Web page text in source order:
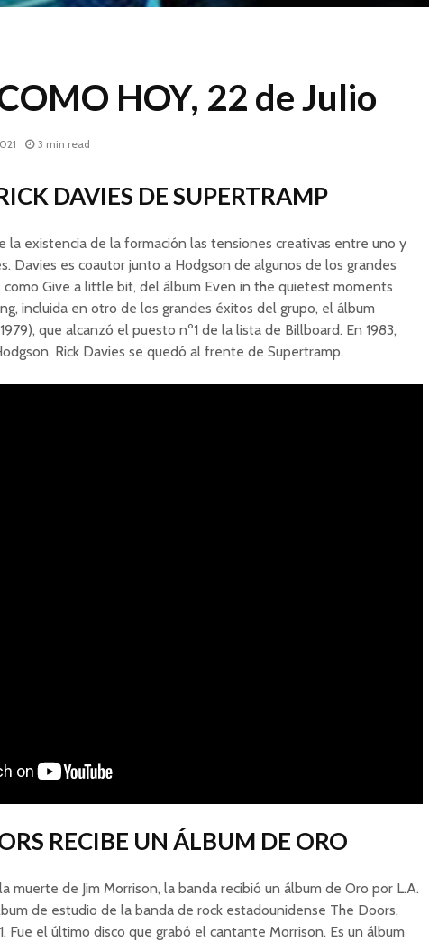
HOY, 22 de Julio
3 min read
DAVIES DE SUPERTRAMP
la existencia de la formación las tensiones creativas entre uno y
Davies es coautor junto a Hodgson de algunos de los grandes
como Give a little bit, del álbum Even in the quietest moments
incluida en otro de los grandes éxitos del grupo, el álbum
que alcanzó el puesto nº1 de la lista de Billboard. En 1983,
Rick Davies se quedó al frente de Supertramp.
RECIBE UN ÁLBUM DE ORO
muerte de Jim Morrison, la banda recibió un álbum de Oro por L.A.
de estudio de la banda de rock estadounidense The Doors,
Fue el último disco que grabó el cantante Morrison. Es un álbum